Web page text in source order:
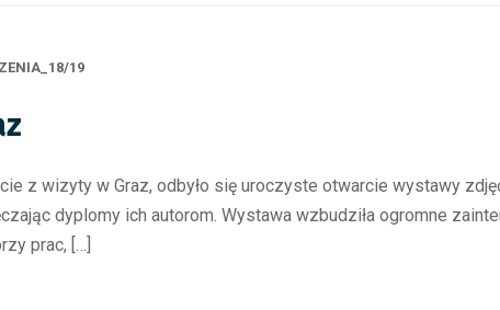
19
z wizyty w Graz, odbyło się uroczyste otwarcie wystawy
dyplomy ich autorom. Wystawa wzbudziła ogromne
prac, […]